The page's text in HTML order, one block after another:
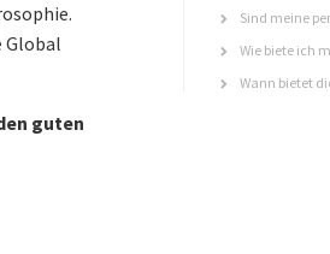
Global
guten
Sind meine
Wie biete ich
Wann bietet